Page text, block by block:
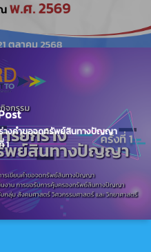
งคำขอจดทรัพย์สินทางปัญญา
1